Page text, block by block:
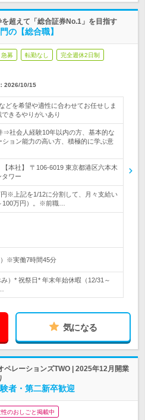
超えて「総合証券No.1」を目指す
の【総合職】
急募 転勤なし 完全週休2日制
2026/10/15
どを希望や適性に合わせてお任せしま
きるやりがいあり
⇒社会人経験10年以内の方、基本的な
ション能力の高い方、積極的に学ぶ意
本社】 〒106-6019 東京都港区六本木
タワー
※上記を1/12に分割して、月々支給い
100万円）。※前職…
※実働7時間45分
）* 祝祭日* 年末年始休暇（12/31～
気になる
ペレーションズTWO | 2025年12月開業
者・第二新卒歓迎
性のおしごと掲載中